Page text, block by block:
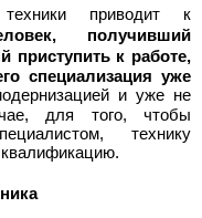
приводит к
получивший
приступить к работе,
специализация уже
и уже не
для того, чтобы
технику